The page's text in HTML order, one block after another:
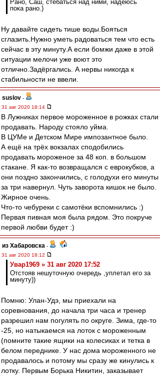
Рано, Саш, стебаться над ними, надеюсь
пока рано.)
Ну давайте сидеть тише воды.Бояться
сглазить.Нужно уметь радоваться тем что есть
сейчас в эту минуту.А если бомжи даже в этой
ситуации мелочи уже воют это
отлично.Задёргались. А нервы никогда к
стабильности не ввели.
suslov -
31 авг 2020 18:14
В Лужниках первое мороженное в рожках стали
продавать. Народу стояло уйма.
В ЦУМе и Детском Мире импозантное было.
А ещё на трёх вокзалах сподобились
продавать мороженое за 48 коп. в большом
стакане. Я как-то возвращался с еврокубков, а
они поздно закончились, с голодухи его минуты
за три навернул. Чуть заворота кишок не было.
Жирное очень.
Что-то чебуреки с самотёки вспомнились :)
Первая пивная моя была рядом. Это покруче
первой любви будет :)
из Хабаровска -
31 авг 2020 18:12
Увар1969 » 31 авг 2020 17:52
Отстояв нешуточную очередь ,уплетал его за
минуту))
Помню: Улан-Удэ, мы приехали на
соревнования, до начала три часа и тренер
разрешил нам погулять по округе. Зима, где-то
-25, но натыкаемся на лоток с мороженным
(помните такие ящики на колесиках и тетка в
белом переднике. У нас дома мороженного не
продавалось и потому мы сразу же кинулись к
лотку. Первым Борька Никитин, заказывает